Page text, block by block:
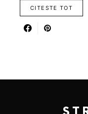
CITESTE TOT